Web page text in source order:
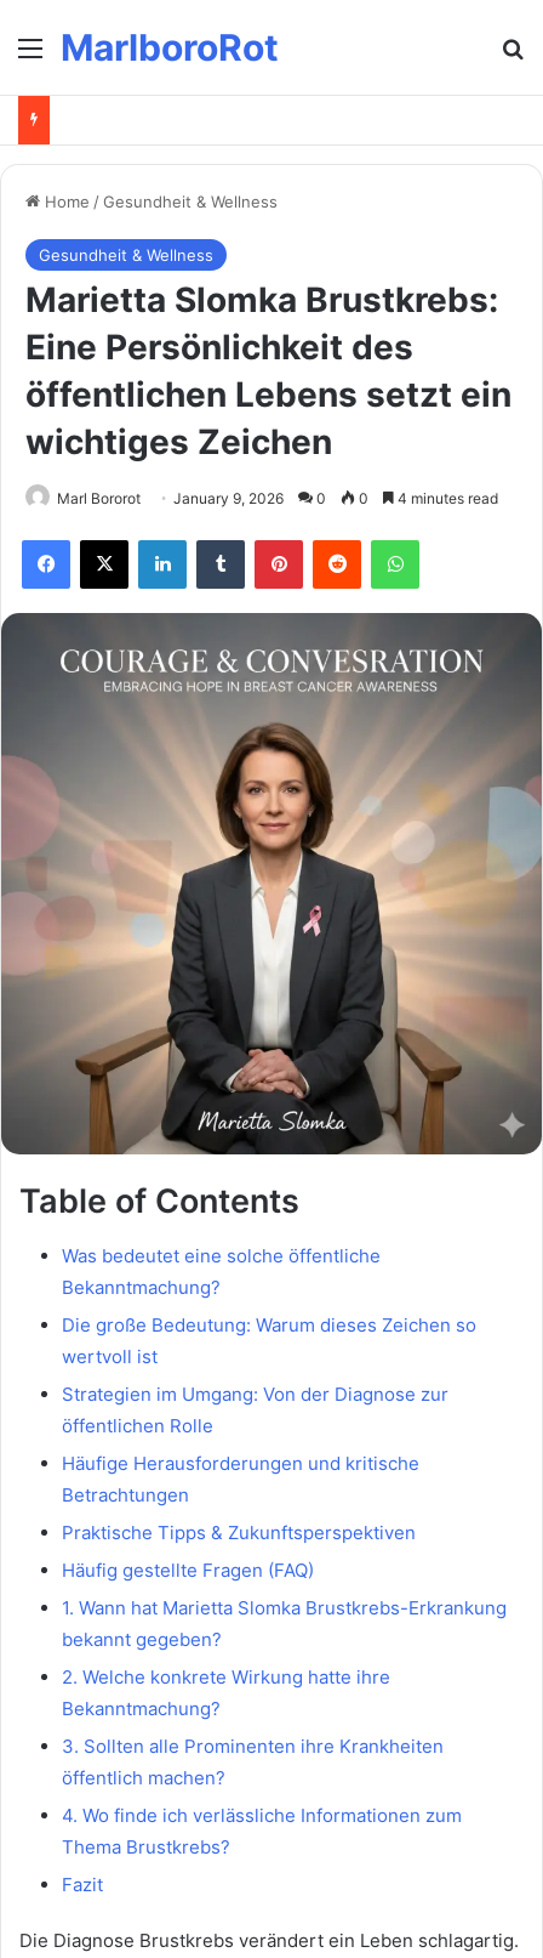
MenuMarlboroRot
Home /Gesundheit & Wellness
Gesundheit & Wellness
Marietta Slomka Brustkrebs:
Eine Persönlichkeit des
öffentlichen Lebens setzt ein
wichtiges Zeichen
Marl Bororot January 9, 2026 0 0 4 minutes read
Facebook
X LinkedInTumblr PinterestReddit WhatsApp
Table of Contents
Was bedeutet eine solche öffentliche
Bekanntmachung?
Die große Bedeutung: Warum dieses Zeichen so
wertvoll ist
Strategien im Umgang: Von der Diagnose zur
öffentlichen Rolle
Häufige Herausforderungen und kritische
Betrachtungen
Praktische Tipps & Zukunftsperspektiven
Häufig gestellte Fragen (FAQ)
1. Wann hat Marietta Slomka Brustkrebs-Erkrankung
bekannt gegeben?
2. Welche konkrete Wirkung hatte ihre
Bekanntmachung?
3. Sollten alle Prominenten ihre Krankheiten
öffentlich machen?
4. Wo finde ich verlässliche Informationen zum
Thema Brustkrebs?
Fazit
Die Diagnose Brustkrebs verändert ein Leben schlagartig.